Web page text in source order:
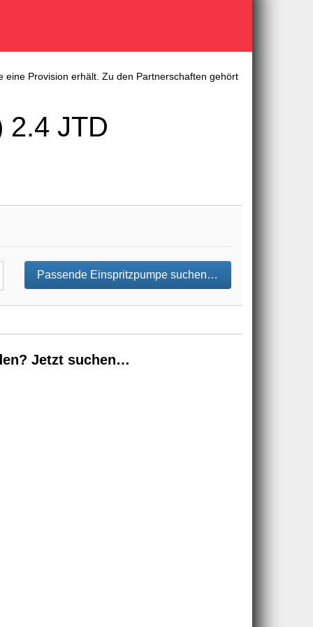
Provision erhält. Zu den Partnerschaften gehört
2.4 JTD
Passende Einspritzpumpe suchen…
Jetzt suchen…